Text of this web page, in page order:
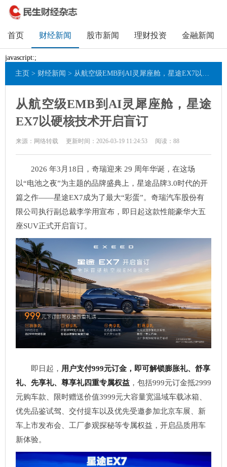
首页 财经新闻 股市新闻 理财投资 金融新闻
javascript:;
主页 > 财经新闻 > 从航空级EMB到AI灵犀座舱，星途EX7以硬核技术开启盲订
从航空级EMB到AI灵犀座舱，星途
EX7以硬核技术开启盲订
来源：网络转载 更新时间：2026-03-19 11:24:53 阅读： 88
2026 年3月18日，奇瑞迎来 29 周年华诞，在这场
以“电池之夜”为主题的品牌盛典上，星途品牌3.0时代的开
篇之作——星途EX7成为了最大“彩蛋”。奇瑞汽车股份有
限公司执行副总裁李学用宣布，即日起这款性能豪华大五
座SUV正式开启盲订。
即日起， 用户支付999元订金，即可解锁膨胀礼、舒享
礼、先享礼、尊享礼四重专属权益 ，包括999元订金抵2999
元购车款、限时赠送价值3999元大容量宽温域车载冰箱、
优先品鉴试驾、交付提车以及优先受邀参加北京车展、新
车上市发布会、工厂参观探秘等专属权益，开启品质用车
新体验。